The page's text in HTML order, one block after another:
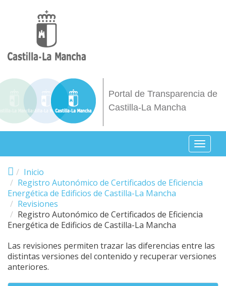
Portal de Transparencia de
Castilla-La Mancha
Toggle
Inicio
Registro Autonómico de Certificados de Eficiencia
Energética de Edificios de Castilla-La Mancha
Revisiones
Registro Autonómico de Certificados de Eficiencia
Energética de Edificios de Castilla-La Mancha
Las revisiones permiten trazar las diferencias entre las
distintas versiones del contenido y recuperar versiones
anteriores.